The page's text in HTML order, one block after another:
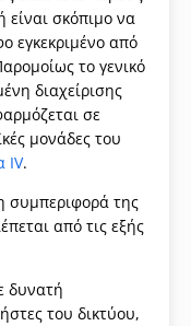
σκόπιμο να
εγκεκριμένο από
το γενικό
διαχείρισης
σε
μονάδες του
IV.
συμπεριφορά της
από τις εξής
δυνατή
του δικτύου,